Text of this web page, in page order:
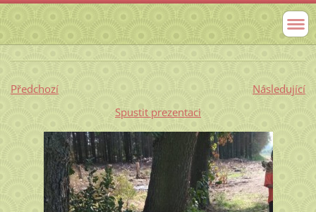
Předchozí
Následující
Spustit prezentaci